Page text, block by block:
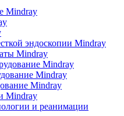
Mindray
эндоскопии Mindray
Mindray
Mindray
Mindray
Mindray
Mindray
и реанимации